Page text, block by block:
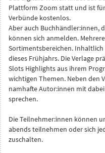
Plattform Zoom statt und ist
Verbünde kostenlos.
Aber auch Buchhändler:innen,
können sich anmelden.
Sortimentsbereichen.
dieses Frühjahrs. Die Verlage
Slots Highlights aus ihrem
wichtigen Themen. Neben den
namhafte Autor:innen mit
sprechen.
Die Teilnehmer:innen können
abends teilnehmen oder sich
zuschalten.